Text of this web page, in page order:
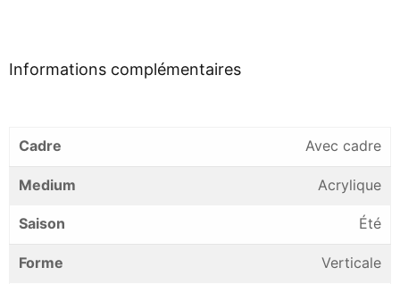
Informations complémentaires
Cadre Avec cadre
Medium Acrylique
Saison Été
Forme Verticale